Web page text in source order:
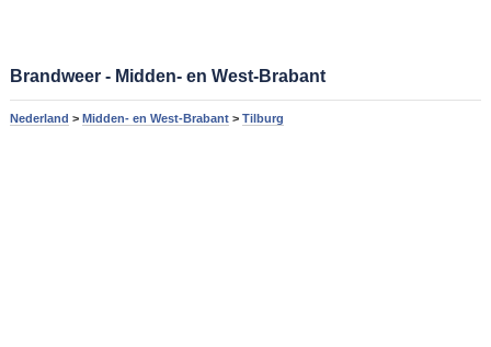
Brandweer - Midden- en West-Brabant
Nederland > Midden- en West-Brabant> Tilburg